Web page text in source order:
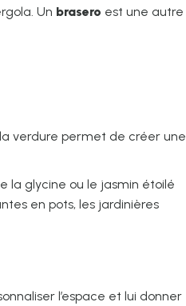
Un brasero est une autre
verdure permet de créer une
la glycine ou le jasmin étoilé
en pots, les jardinières
l’espace et lui donner